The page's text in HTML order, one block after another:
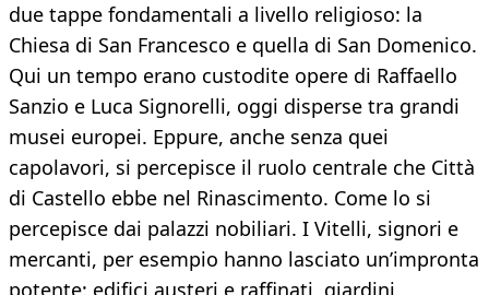
due tappe fondamentali a livello religioso: la
Chiesa di San Francesco e quella di San Domenico.
Qui un tempo erano custodite opere di Raffaello
Sanzio e Luca Signorelli, oggi disperse tra grandi
musei europei. Eppure, anche senza quei
capolavori, si percepisce il ruolo centrale che Città
di Castello ebbe nel Rinascimento. Come lo si
percepisce dai palazzi nobiliari. I Vitelli, signori e
mercanti, per esempio hanno lasciato un’impronta
potente: edifici austeri e raffinati, giardini